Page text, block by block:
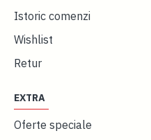
Istoric comenzi
Wishlist
Retur
EXTRA
Oferte speciale